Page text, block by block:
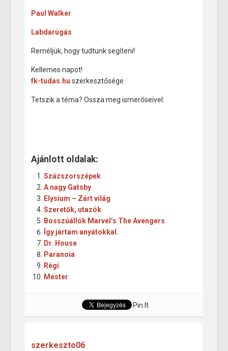
Paul Walker
Labdarúgás
Reméljük, hogy tudtunk segíteni!
Kellemes napot!
fk-tudas.hu szerkesztősége
Tetszik a téma? Ossza meg ismerőseivel:
Ajánlott oldalak:
Százszorszépek
A nagy Gatsby
Elysium – Zárt világ
Szeretők, utazók
Bosszúállók Marvel’s The Avengers
Így jártam anyátokkal.
Dr. House
Paranoia
Régi
Mester
Pin It
szerkeszto06